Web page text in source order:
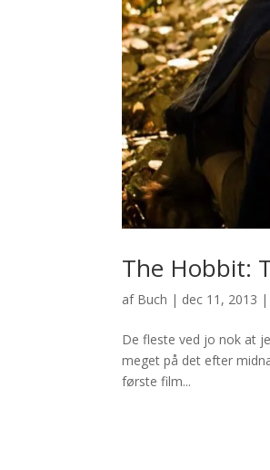
The Hobbit:
af Buch | dec 11, 2013 |
De fleste ved jo nok at
meget på det efter
første film...